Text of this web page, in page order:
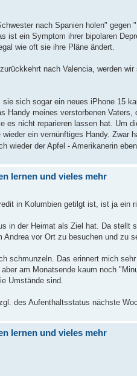
nach Spanien holen"
ist ein Symptom ihrer bipolaren
wie oft sie ihre Pläne ändert.
nach Valencia, werden
sich sogar ein neues iPhone 15
Handy meines verstorbenen
es nicht reparieren lassen hat. Um
ein vernünftiges Handy.
wieder der Apfel - Amerikanerin
lernen und vieles mehr
in Kolumbien getilgt ist, ist ja ein
in der Heimat als Ziel hat. Da
vor Ort zu besuchen und zu
schmunzeln. Das erinnert mich
am Monatsende kaum noch
Umstände sind.
des Aufenthaltsstatus nächste
lernen und vieles mehr